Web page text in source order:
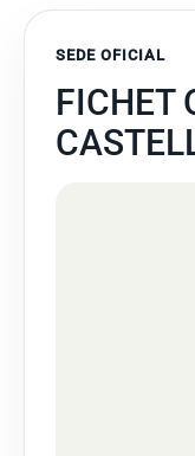
SEDE OFICIAL
FICHET